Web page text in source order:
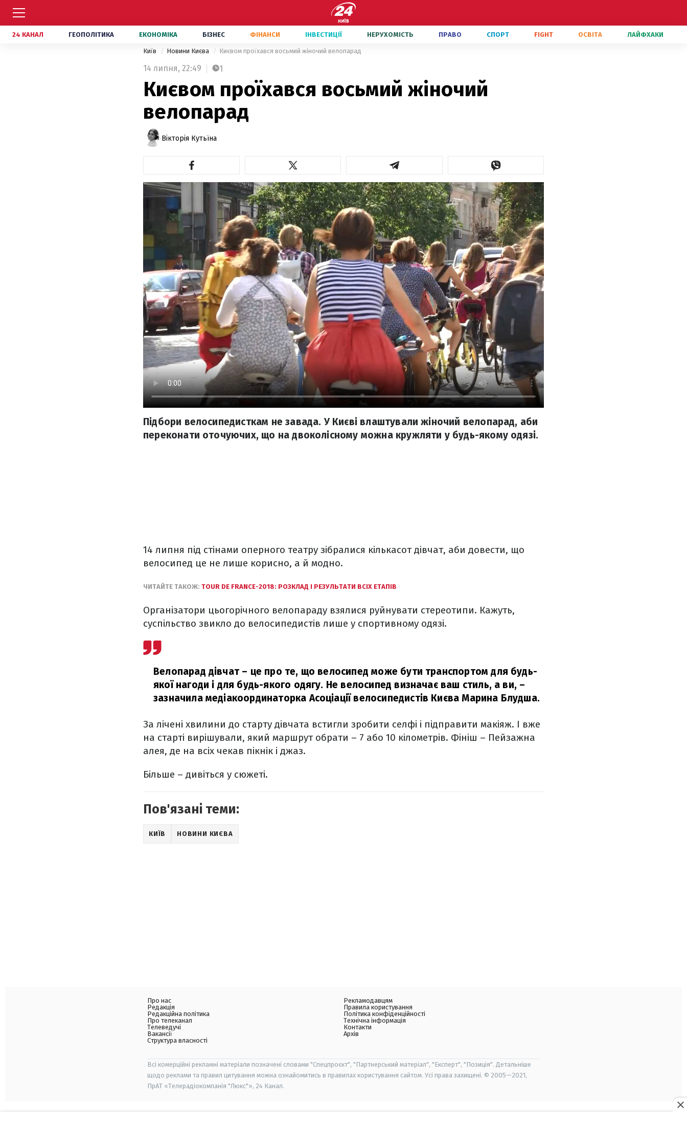
24 КАНАЛ ГЕОПОЛІТИКА ЕКОНОМІКА БІЗНЕС ФІНАНСИ ІНВЕСТИЦІЇ НЕРУХОМІСТЬ ПРАВО СПОРТ FIGHT ОСВІТА ЛАЙФХАКИ
Київ Новини Києва Києвом проїхався восьмий жіночий велопарад
14 липня, 22:49 1
Києвом проїхався восьмий жіночий
велопарад
Вікторія Кутьїна
Підбори велосипедисткам не завада. У Києві влаштували жіночий велопарад, аби
переконати оточуючих, що на двоколісному можна кружляти у будь-якому одязі.
14 липня під стінами оперного театру зібралися кількасот дівчат, аби довести, що
велосипед це не лише корисно, а й модно.
ЧИТАЙТЕ ТАКОЖ: TOUR DE FRANCE-2018: РОЗКЛАД І РЕЗУЛЬТАТИ ВСІХ ЕТАПІВ
Організатори цьогорічного велопараду взялися руйнувати стереотипи. Кажуть,
суспільство звикло до велосипедистів лише у спортивному одязі.
Велопарад дівчат – це про те, що велосипед може бути транспортом для будь-
якої нагоди і для будь-якого одягу. Не велосипед визначає ваш стиль, а ви, –
зазначила медіакоординаторка Асоціації велосипедистів Києва Марина Блудша.
За лічені хвилини до старту дівчата встигли зробити селфі і підправити макіяж. І вже
на старті вирішували, який маршрут обрати – 7 або 10 кілометрів. Фініш – Пейзажна
алея, де на всіх чекав пікнік і джаз.
Більше – дивіться у сюжеті.
Пов'язані теми:
КИЇВ НОВИНИ КИЄВА
Про нас
Редакція
Редакційна політика
Про телеканал
Телеведучі
Вакансії
Структура власності
Рекламодавцям
Правила користування
Політика конфіденційності
Технічна інформація
Контакти
Архів
Всі комерційні рекламні матеріали позначені словами "Спецпроєкт", "Партнерський матеріал", "Експерт", "Позиція". Детальніше
щодо реклами та правил цитування можна ознайомитись в правилах користування сайтом. Усі права захищені. © 2005—2021,
ПрАТ «Телерадіокомпанія "Люкс"», 24 Канал.